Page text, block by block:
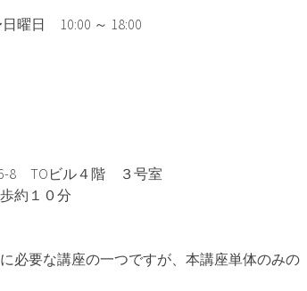
曜日 10:00 ～ 18:00
8 TOビル４階 ３号室
約１０分
必要な講座の一つですが、本講座単体のみの